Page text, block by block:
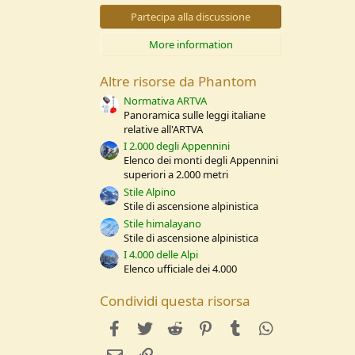
t
Partecipa alla discussione
More information
Altre risorse da Phantom
Normativa ARTVA
Panoramica sulle leggi italiane
relative all'ARTVA
I 2.000 degli Appennini
Elenco dei monti degli Appennini
superiori a 2.000 metri
Stile Alpino
Stile di ascensione alpinistica
Stile himalayano
Stile di ascensione alpinistica
I 4.000 delle Alpi
Elenco ufficiale dei 4.000
Condividi questa risorsa
facebook
Twitter Reddit Pinterest
Tumblr